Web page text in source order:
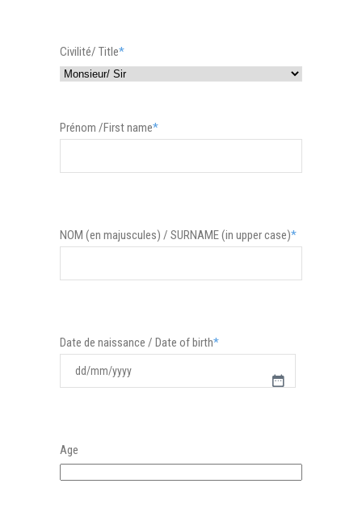
Civilité/ Title*
Prénom /First name*
NOM (en majuscules) / SURNAME (in upper case)*
Date de naissance / Date of birth*
DD
slash
YYYY
Age